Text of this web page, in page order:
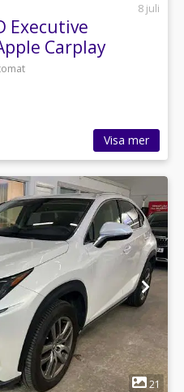
8 juli
Executive
Carplay
Visa mer
21